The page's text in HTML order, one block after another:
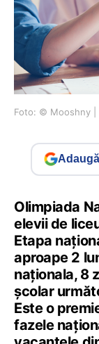
Foto: © ​Mooshny |
Olimpiada
elevii de
Etapa
aproape 2
naționala, 8
școlar
Este o
fazele